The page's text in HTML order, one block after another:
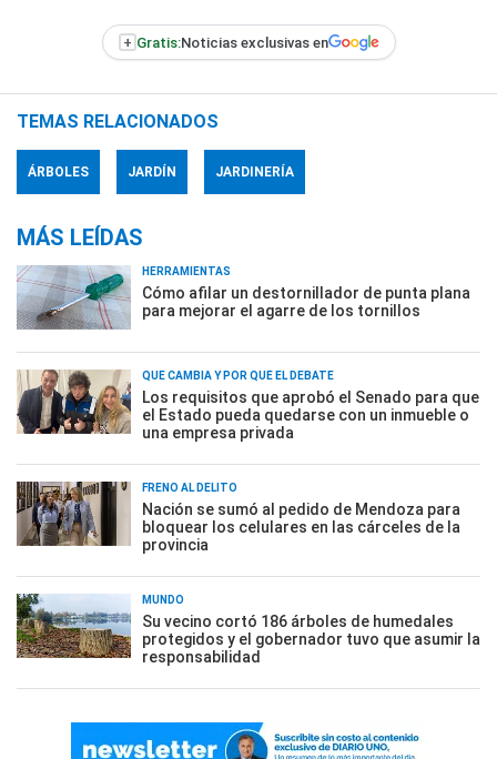
+ Gratis:Noticias exclusivas en
TEMAS RELACIONADOS
ÁRBOLES JARDÍN JARDINERÍA
MÁS LEÍDAS
HERRAMIENTAS
Cómo afilar un destornillador de punta plana
para mejorar el agarre de los tornillos
QUÉ CAMBIA Y POR QUÉ EL DEBATE
Los requisitos que aprobó el Senado para que
el Estado pueda quedarse con un inmueble o
una empresa privada
FRENO AL DELITO
Nación se sumó al pedido de Mendoza para
bloquear los celulares en las cárceles de la
provincia
MUNDO
Su vecino cortó 186 árboles de humedales
protegidos y el gobernador tuvo que asumir la
responsabilidad